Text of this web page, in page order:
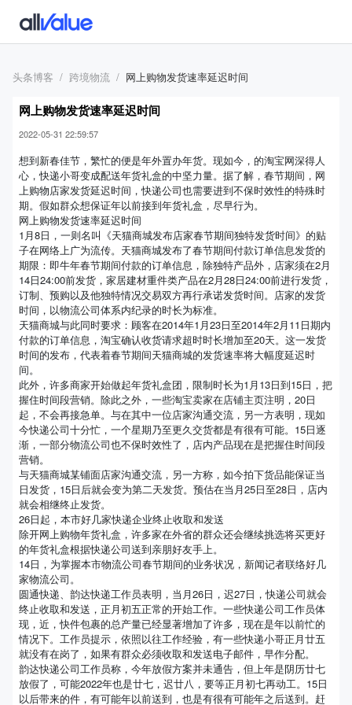
头条博客 跨境物流 网上购物发货速率延迟时间
网上购物发货速率延迟时间
2022-05-31 22:59:57
想到新春佳节，繁忙的便是年外置办年货。现如今，的淘宝网深得人
心，快递小哥变成配送年货礼盒的中坚力量。据了解，春节期间，网
上购物店家发货延迟时间，快递公司也需要进到不保时效性的特殊时
期。假如群众想保证年以前接到年货礼盒，尽早行为。
网上购物发货速率延迟时间
1月8日，一则名叫《天猫商城发布店家春节期间独特发货时间》的贴
子在网络上广为流传。天猫商城发布了春节期间付款订单信息发货的
期限：即牛年春节期间付款的订单信息，除独特产品外，店家须在2月
14日24:00前发货，家居建材重件类产品在2月28日24:00前进行发货，
订制、预购以及他独特情况交易双方再行承诺发货时间。店家的发货
时间，以物流公司体系内纪录的时长为标准。
天猫商城与此同时要求：顾客在2014年1月23日至2014年2月11日期内
付款的订单信息，淘宝确认收货请求超时时长增加至20天。这一发货
时间的发布，代表着春节期间天猫商城的发货速率将大幅度延迟时
间。
此外，许多商家开始做起年货礼盒团，限制时长为1月13日到15日，把
握住时间段营销。除此之外，一些淘宝卖家在店铺主页注明，20日
起，不会再接急单。与在其中一位店家沟通交流，另一方表明，现如
今快递公司十分忙，一个星期乃至更久交货都是有很有可能。15日逐
渐，一部分物流公司也不保时效性了，店内产品现在是把握住时间段
营销。
与天猫商城某铺面店家沟通交流，另一方称，如今拍下货品能保证当
日发货，15日后就会变为第二天发货。预估在当月25日至28日，店内
就会相继终止发货。
26日起，本市好几家快递企业终止收取和发送
除开网上购物年货礼盒，许多家在外省的群众还会继续挑选将买更好
的年货礼盒根据快递公司送到亲朋好友手上。
14日，为掌握本市物流公司春节期间的业务状况，新闻记者联络好几
家物流公司。
圆通快递、韵达快递工作员表明，当月26日，迟27日，快递公司就会
终止收取和发送，正月初五正常的开始工作。一些快递公司工作员体
现，近，快件包裹的总产量已经显著增加了许多，现在是年以前忙的
情况下。工作员提示，依照以往工作经验，有一些快递小哥正月廿五
就没有在岗了，如果有群众必须收取和发送电子邮件，早作分配。
韵达快递公司工作员称，今年放假方案并未通告，但上年是阴历廿七
放假了，可能2022年也是廿七，迟廿八，要等正月初七再动工。15日
以后带来的件，有可能年以前送到，也是有很有可能年之后送到。赶